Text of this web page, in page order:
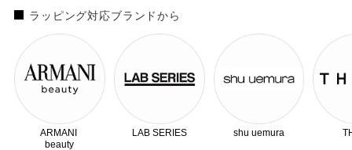
ラッピング対応ブランドから
ARMANI
beauty
LAB SERIES shu uemura